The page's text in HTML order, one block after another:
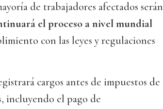
de trabajadores afectados serán
el proceso a nivel mundial
con las leyes y regulaciones
cargos antes de impuestos de
incluyendo el pago de